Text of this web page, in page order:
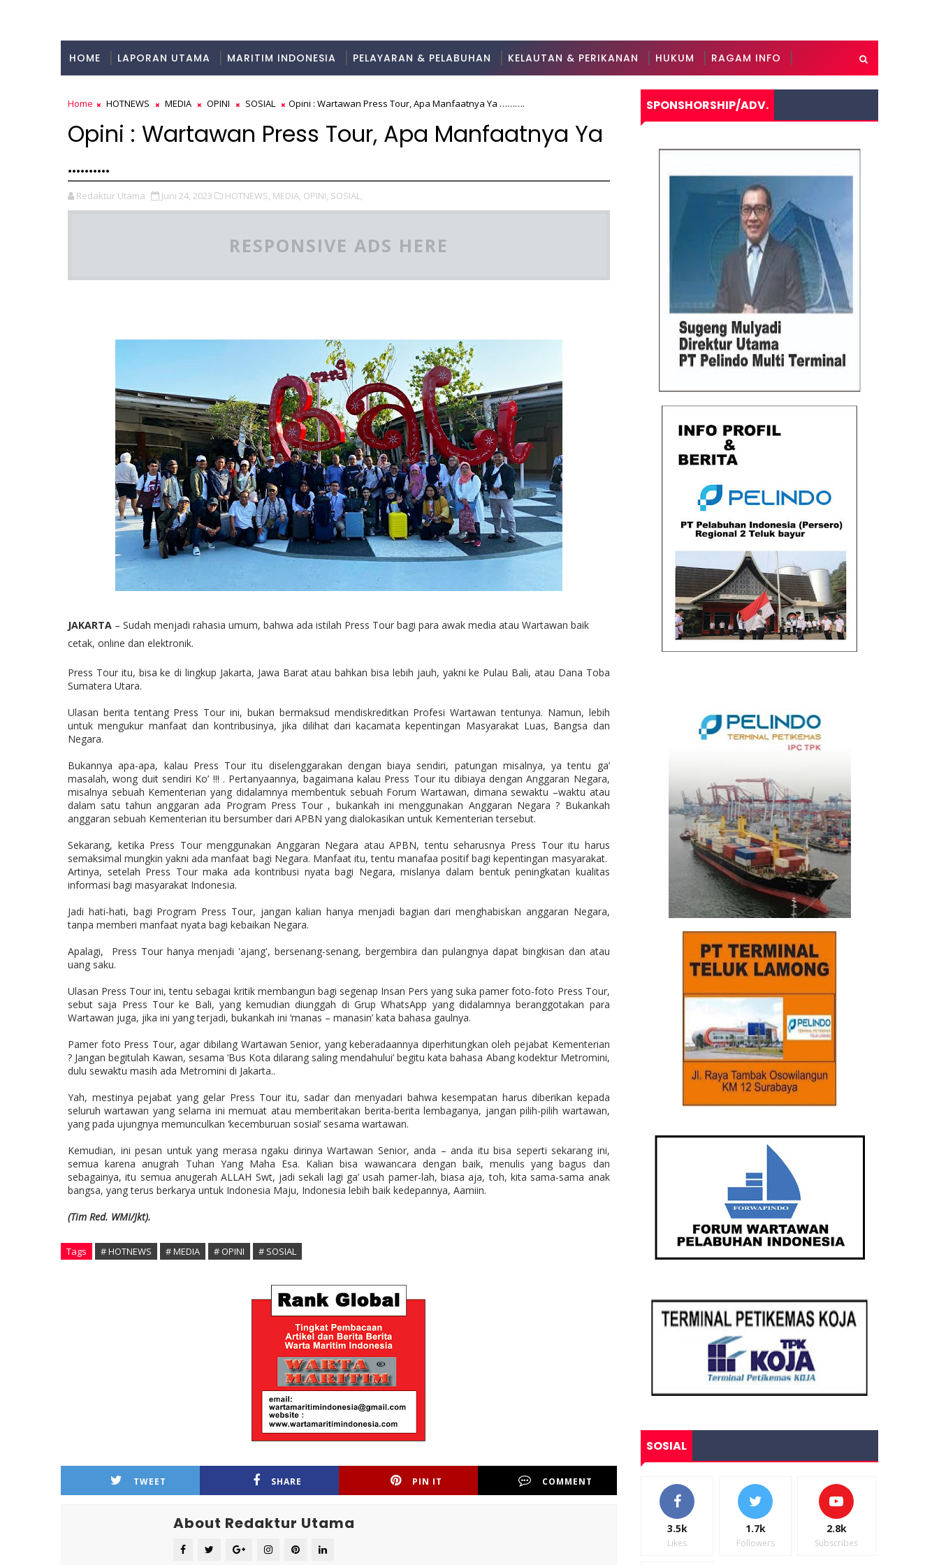
HOME LAPORAN UTAMA MARITIM INDONESIA PELAYARAN & PELABUHAN KELAUTAN & PERIKANAN HUKUM RAGAM INFO
Home HOTNEWS MEDIA OPINI SOSIAL Opini : Wartawan Press Tour, Apa Manfaatnya Ya ……….
Opini : Wartawan Press Tour, Apa Manfaatnya Ya
……….
Redaktur Utama Juni 24, 2023 HOTNEWS, MEDIA, OPINI, SOSIAL,
RESPONSIVE ADS HERE
JAKARTA – Sudah menjadi rahasia umum, bahwa ada istilah Press Tour bagi para awak media atau Wartawan baik
cetak, online dan elektronik.
Press Tour itu, bisa ke di lingkup Jakarta, Jawa Barat atau bahkan bisa lebih jauh, yakni ke Pulau Bali, atau Dana Toba
Sumatera Utara.
Ulasan berita tentang Press Tour ini, bukan bermaksud mendiskreditkan Profesi Wartawan tentunya. Namun, lebih
untuk mengukur manfaat dan kontribusinya, jika dilihat dari kacamata kepentingan Masyarakat Luas, Bangsa dan
Negara.
Bukannya apa-apa, kalau Press Tour itu diselenggarakan dengan biaya sendiri, patungan misalnya, ya tentu ga’
masalah, wong duit sendiri Ko’ !!! . Pertanyaannya, bagaimana kalau Press Tour itu dibiaya dengan Anggaran Negara,
misalnya sebuah Kementerian yang didalamnya membentuk sebuah Forum Wartawan, dimana sewaktu –waktu atau
dalam satu tahun anggaran ada Program Press Tour , bukankah ini menggunakan Anggaran Negara ? Bukankah
anggaran sebuah Kementerian itu bersumber dari APBN yang dialokasikan untuk Kementerian tersebut.
Sekarang, ketika Press Tour menggunakan Anggaran Negara atau APBN, tentu seharusnya Press Tour itu harus
semaksimal mungkin yakni ada manfaat bagi Negara. Manfaat itu, tentu manafaa positif bagi kepentingan masyarakat.
Artinya, setelah Press Tour maka ada kontribusi nyata bagi Negara, mislanya dalam bentuk peningkatan kualitas
informasi bagi masyarakat Indonesia.
Jadi hati-hati, bagi Program Press Tour, jangan kalian hanya menjadi bagian dari menghabiskan anggaran Negara,
tanpa memberi manfaat nyata bagi kebaikan Negara.
Apalagi, Press Tour hanya menjadi 'ajang', bersenang-senang, bergembira dan pulangnya dapat bingkisan dan atau
uang saku.
Ulasan Press Tour ini, tentu sebagai kritik membangun bagi segenap Insan Pers yang suka pamer foto-foto Press Tour,
sebut saja Press Tour ke Bali, yang kemudian diunggah di Grup WhatsApp yang didalamnya beranggotakan para
Wartawan juga, jika ini yang terjadi, bukankah ini ‘manas – manasin’ kata bahasa gaulnya.
Pamer foto Press Tour, agar dibilang Wartawan Senior, yang keberadaannya diperhitungkan oleh pejabat Kementerian
? Jangan begitulah Kawan, sesama ‘Bus Kota dilarang saling mendahului’ begitu kata bahasa Abang kodektur Metromini,
dulu sewaktu masih ada Metromini di Jakarta..
Yah, mestinya pejabat yang gelar Press Tour itu, sadar dan menyadari bahwa kesempatan harus diberikan kepada
seluruh wartawan yang selama ini memuat atau memberitakan berita-berita lembaganya, jangan pilih-pilih wartawan,
yang pada ujungnya memunculkan ‘kecemburuan sosial’ sesama wartawan.
Kemudian, ini pesan untuk yang merasa ngaku dirinya Wartawan Senior, anda – anda itu bisa seperti sekarang ini,
semua karena anugrah Tuhan Yang Maha Esa. Kalian bisa wawancara dengan baik, menulis yang bagus dan
sebagainya, itu semua anugerah ALLAH Swt, jadi sekali lagi ga’ usah pamer-lah, biasa aja, toh, kita sama-sama anak
bangsa, yang terus berkarya untuk Indonesia Maju, Indonesia lebih baik kedepannya, Aamiin.
(Tim Red. WMI/Jkt).
Tags # HOTNEWS # MEDIA # OPINI # SOSIAL
TWEET SHARE PIN IT COMMENT
About Redaktur Utama
SPONSHORSHIP/ADV.
SOSIAL
3.5k
Likes
1.7k
Followers
2.8k
Subscribes